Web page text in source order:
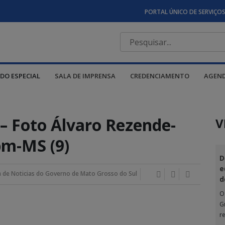
PORTAL ÚNICO DE SERVIÇOS
ESPECIAL SALA DE IMPRENSA CREDENCIAMENTO
Foto Álvaro Rezende-
MS (9)
de Noticias do Governo de Mato Grosso do Sul